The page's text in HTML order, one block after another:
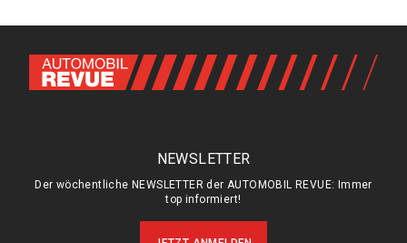
NEWSLETTER
Der wöchentliche NEWSLETTER der AUTOMOBIL REVUE: Immer
top informiert!